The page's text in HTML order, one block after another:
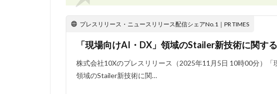
プレスリリース・ニュースリリース配信シェアNo.1｜PR TIMES
「現場向けAI・DX」領域のStailer新技術に関す
株式会社10Xのプレスリリース（2025年11月5日 10時00分）「
領域のStailer新技術に関…